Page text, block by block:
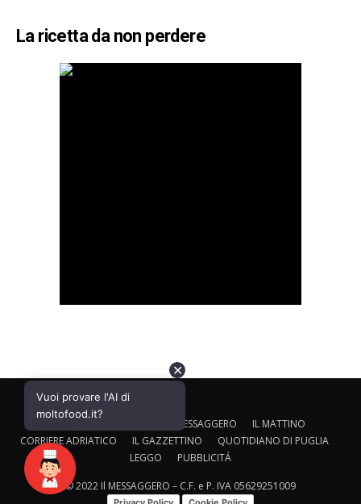
La ricetta da non perdere
IL MESSAGGERO
IL MATTINO
CORRIERE ADRIATICO
IL GAZZETTINO
QUOTIDIANO DI PUGLIA
LEGGO
PUBBLICITÁ
© 2022 Il MESSAGGERO – C.F. e P. IVA 05629251009
✕
Vuoi provare l'AI di
moltofood.it?